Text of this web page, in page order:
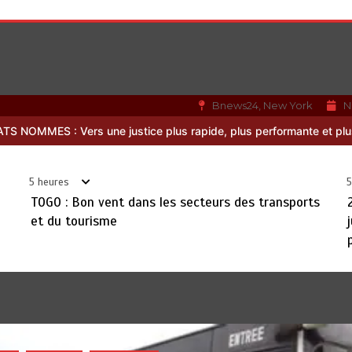
Bnews24, New York
performante et plus proche du citoyen RECHERCHE ET
5 heures
TOGO : Bon vent dans les secteurs des transports
et du tourisme